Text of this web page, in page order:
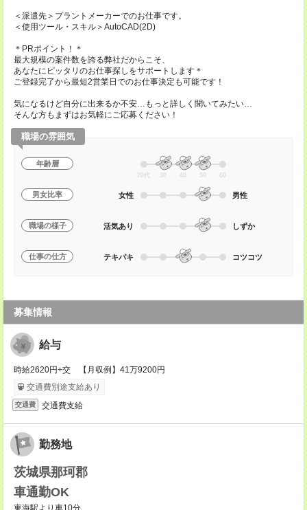
＜派遣先＞プラントメーカーでのお仕事です。
＜使用ツール・スキル＞AutoCAD(2D)
＊PRポイント！＊
最大規模の案件数を誇る弊社だからこそ、
あなたにピッタリのお仕事探しをサポートします＊
ご登録完了から最短2営業日でのお仕事決定も可能です！
気になるけど自分に出来るか不安…もっと詳しく聞いてみたい…
そんな方もまずはお気軽にご応募ください！
職場の雰囲気
年齢層
20代 30 40 50 60
男女比率 女性 男性
職場の様子 活気あり しずか
仕事の仕方 テキパキ コツコツ
募集情報
給与
時給2620円+交 【月収例】41万9200円
交通費別途支給あり
交通費 交通費支給
勤務地
茨城県那珂郡
車通勤OK
東海駅より車10分